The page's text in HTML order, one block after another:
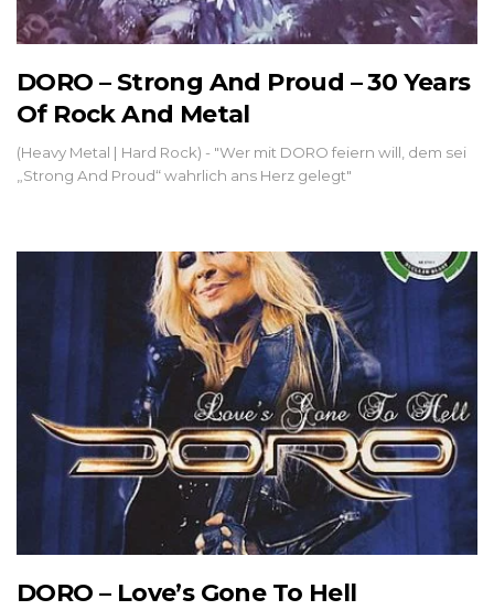
DORO – Strong And Proud – 30 Years
Of Rock And Metal
(Heavy Metal | Hard Rock) - "Wer mit DORO feiern will, dem sei
„Strong And Proud“ wahrlich ans Herz gelegt"
DORO – Love’s Gone To Hell